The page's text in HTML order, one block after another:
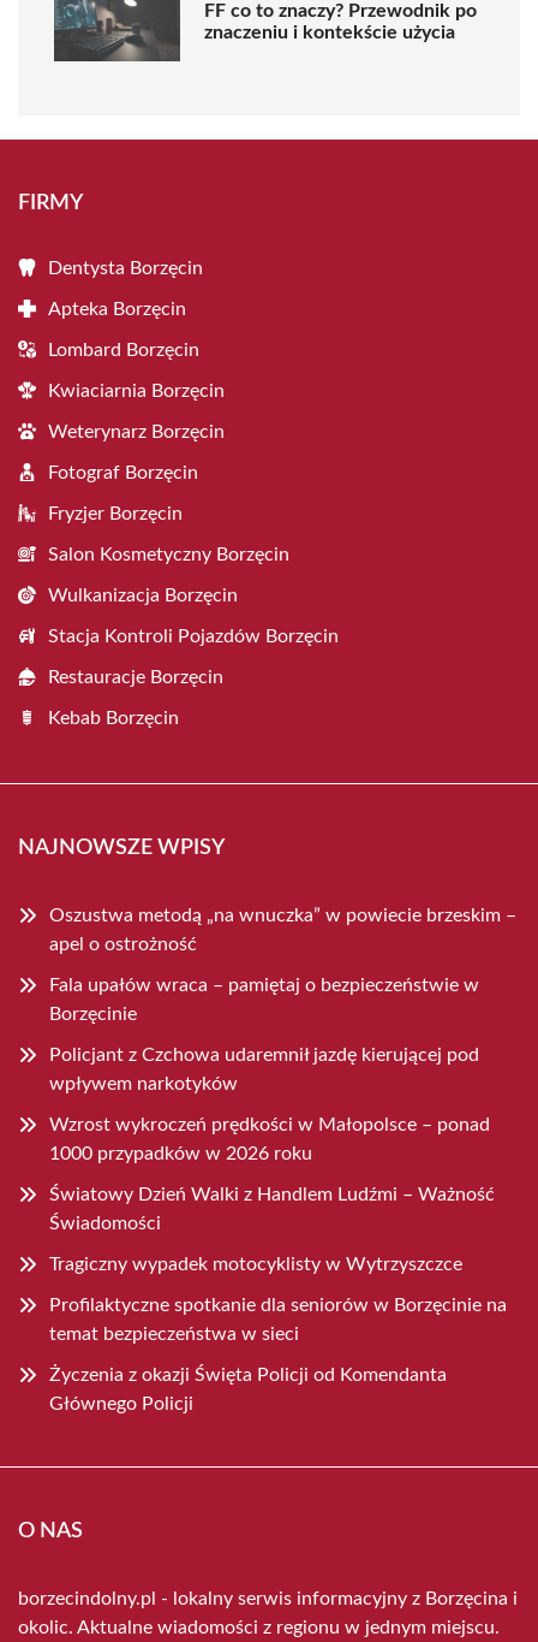
FF co to znaczy? Przewodnik po
znaczeniu i kontekście użycia
FIRMY
Dentysta Borzęcin
Apteka Borzęcin
Lombard Borzęcin
Kwiaciarnia Borzęcin
Weterynarz Borzęcin
Fotograf Borzęcin
Fryzjer Borzęcin
Salon Kosmetyczny Borzęcin
Wulkanizacja Borzęcin
Stacja Kontroli Pojazdów Borzęcin
Restauracje Borzęcin
Kebab Borzęcin
NAJNOWSZE WPISY
Oszustwa metodą „na wnuczka” w powiecie brzeskim –
apel o ostrożność
Fala upałów wraca – pamiętaj o bezpieczeństwie w
Borzęcinie
Policjant z Czchowa udaremnił jazdę kierującej pod
wpływem narkotyków
Wzrost wykroczeń prędkości w Małopolsce – ponad
1000 przypadków w 2026 roku
Światowy Dzień Walki z Handlem Ludźmi – Ważność
Świadomości
Tragiczny wypadek motocyklisty w Wytrzyszczce
Profilaktyczne spotkanie dla seniorów w Borzęcinie na
temat bezpieczeństwa w sieci
Życzenia z okazji Święta Policji od Komendanta
Głównego Policji
O NAS
borzecindolny.pl - lokalny serwis informacyjny z Borzęcina i
okolic. Aktualne wiadomości z regionu w jednym miejscu.